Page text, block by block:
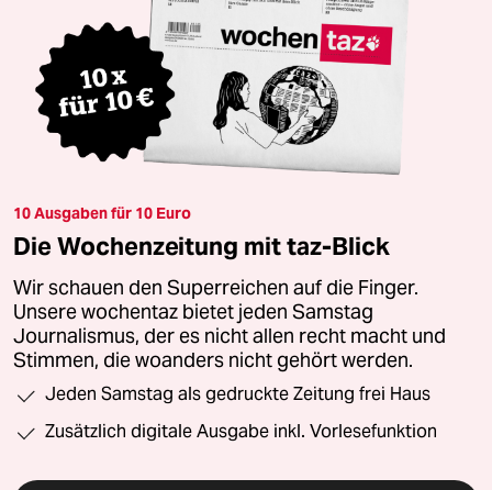
10 Ausgaben für 10 Euro
Die Wochenzeitung mit taz-Blick
Wir schauen den Superreichen auf die Finger.
Unsere wochentaz bietet jeden Samstag
Journalismus, der es nicht allen recht macht und
Stimmen, die woanders nicht gehört werden.
Jeden Samstag als gedruckte Zeitung frei Haus
Zusätzlich digitale Ausgabe inkl. Vorlesefunktion